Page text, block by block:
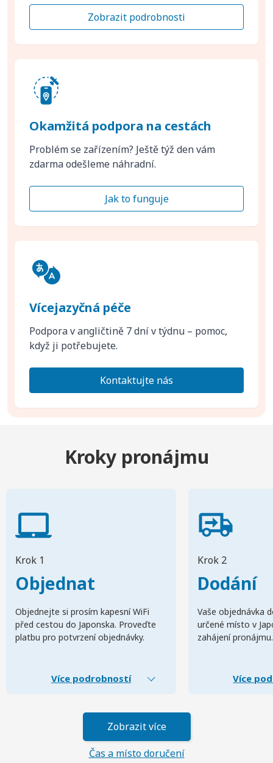
Zobrazit podrobnosti
Okamžitá podpora na cestách
Problém se zařízením? Ještě týž den vám
zdarma odešleme náhradní.
Jak to funguje
Vícejazyčná péče
Podpora v angličtině 7 dní v týdnu – pomoc,
když ji potřebujete.
Kontaktujte nás
Kroky pronájmu
Krok 1
Objednat
Objednejte si prosím kapesní WiFi
před cestou do Japonska. Proveďte
platbu pro potvrzení objednávky.
Více podrobností
Krok 2
Dodání
Vaše objednávka
určené místo v
zahájení pronájmu.
Více
Zobrazit více
Čas a místo doručení